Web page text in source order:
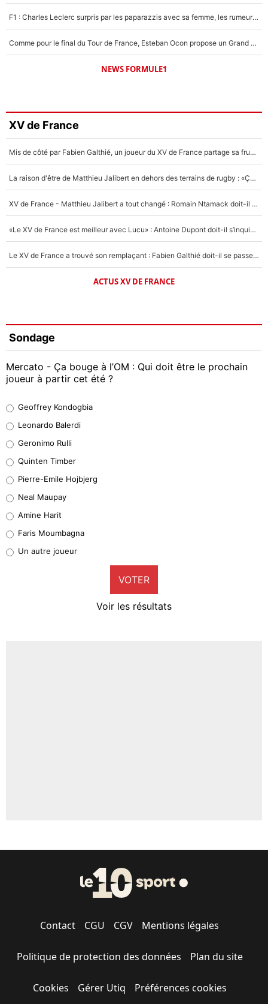
F1 : Charles Leclerc surpris par les paparazzis avec sa femme, les rumeurs étaient vraies !
Comme pour le final du Tour de France, Esteban Ocon propose un Grand Prix de Formule 1 à Paris : «Autour de l’Arc de Triomphe, ce serait génial» !
NEWS FORMULE1
XV de France
Mis de côté par Fabien Galthié, un joueur du XV de France partage sa frustration : «ils ne me l’ont pas dit tout de suite»
La raison d'être de Matthieu Jalibert en dehors des terrains de rugby : «Ça m'atteint autant que si tu touches à un membre de ma famille»
XV de France - Matthieu Jalibert a tout changé : Romain Ntamack doit-il s’inquiéter pour sa place à un an de la Coupe du monde ?
«Le XV de France est meilleur avec Lucu» : Antoine Dupont doit-il s’inquiéter pour sa place ?
Le XV de France a trouvé son remplaçant : Fabien Galthié doit-il se passer d'Antoine Dupont ?
ACTUS XV DE FRANCE
Sondage
Mercato - Ça bouge à l’OM : Qui doit être le prochain
joueur à partir cet été ?
38%
32%
5%
1%
9%
Geoffrey Kondogbia
Leonardo Balerdi
Geronimo Rulli
Quinten Timber
Pierre-Emile Hojbjerg
Neal Maupay
Amine Harit
Faris Moumbagna
Un autre joueur
VOTER
Voir les résultats
Contact CGU CGV Mentions légales
Politique de protection des données Plan du site
Cookies Gérer Utiq Préférences cookies